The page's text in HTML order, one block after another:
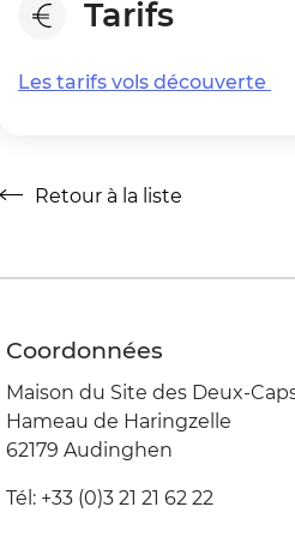
Tarifs
Les tarifs vols découverte
Retour à la liste
Retour à la liste
Coordonnées
Maison du Site des Deux-
Hameau de Haringzelle
62179 Audinghen
Tél: +33 (0)3 21 21 62 22